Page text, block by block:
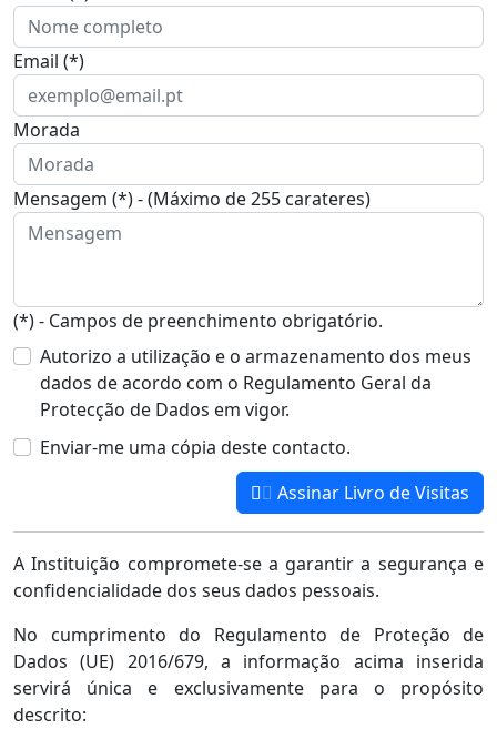
Email (*)
Morada
Mensagem (*) - (Máximo de 255 carateres)
(*) - Campos de preenchimento obrigatório.
Autorizo a utilização e o armazenamento dos meus
dados de acordo com o Regulamento Geral da
Protecção de Dados em vigor.
Enviar-me uma cópia deste contacto.
Assinar Livro de Visitas
A Instituição compromete-se a garantir a segurança e
confidencialidade dos seus dados pessoais.
No cumprimento do Regulamento de Proteção de
Dados (UE) 2016/679, a informação acima inserida
servirá única e exclusivamente para o propósito
descrito: